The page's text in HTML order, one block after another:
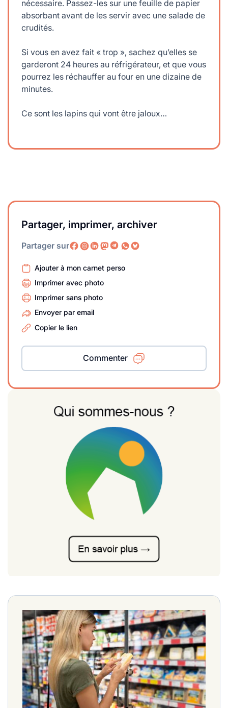
nécessaire. Passez-les sur une feuille de papier
absorbant avant de les servir avec une salade de
crudités.
Si vous en avez fait « trop », sachez qu’elles se
garderont 24 heures au réfrigérateur, et que vous
pourrez les réchauffer au four en une dizaine de
minutes.
Ce sont les lapins qui vont être jaloux…
Partager, imprimer, archiver
Partager sur
Ajouter à mon carnet perso
Imprimer avec photo
Imprimer sans photo
Envoyer par email
Copier le lien
Commenter